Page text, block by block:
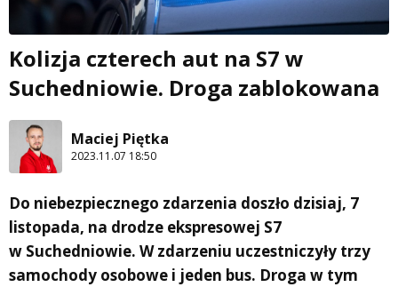
Kolizja czterech aut na S7 w
Suchedniowie. Droga zablokowana
Maciej Piętka
2023.11.07 18:50
Do niebezpiecznego zdarzenia doszło dzisiaj, 7
listopada, na drodze ekspresowej S7
w Suchedniowie. W zdarzeniu uczestniczyły trzy
samochody osobowe i jeden bus. Droga w tym